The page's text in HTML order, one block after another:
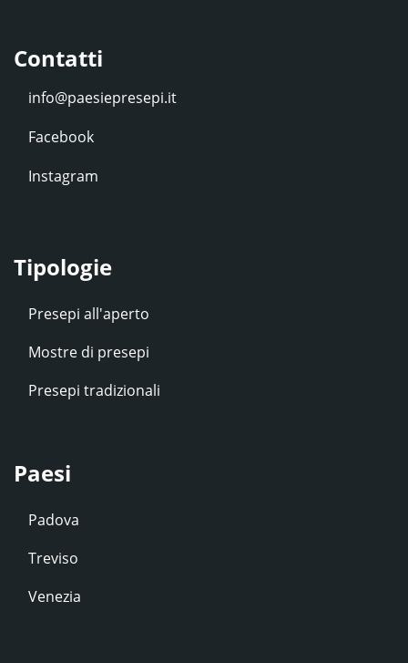
Contatti
Facebook
Instagram
Tipologie
Presepi all'aperto
Mostre di presepi
Presepi tradizionali
Paesi
Padova
Treviso
Venezia